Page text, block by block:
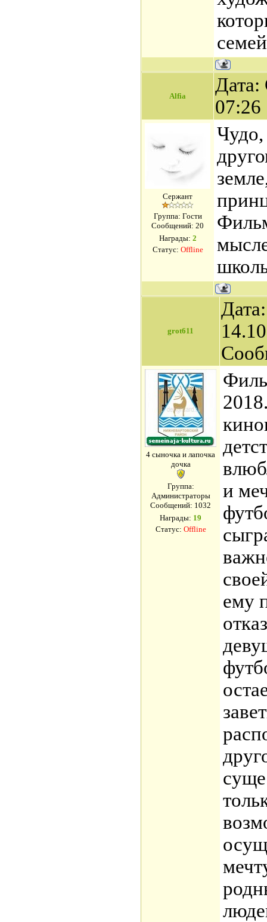
Alfia
Дата:
Сержант
Группа: Гости
Сообщений: 20
Награды: 2
Статус: Offline
grot611
4 сыночка и лапочка
дочка
Группа:
Администраторы
Сообщений: 1032
Награды: 19
Статус: Offline
и
ему